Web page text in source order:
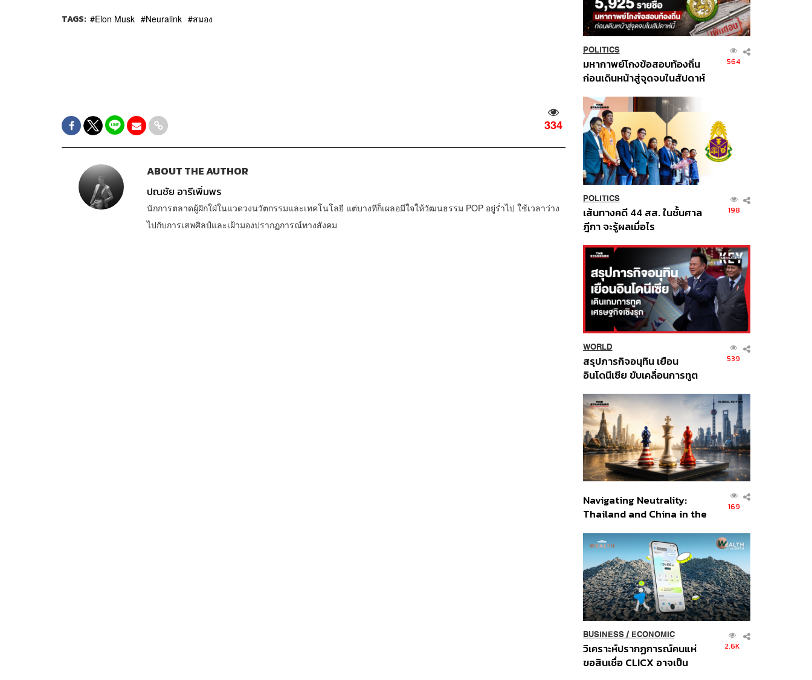
TAGS: Elon Musk Neuralink สมอง
334
ABOUT THE AUTHOR
ปณชัย อารีเพิ่มพร
นักการตลาดผู้ฝักใฝ่ในแวดวงนวัตกรรมและเทคโนโลยี แต่บางทีก็เผลอมีใจให้วัฒนธรรม POP อยู่ร่ำไป ใช้เวลาว่าง
ไปกับการเสพศิลป์และเฝ้ามองปรากฏการณ์ทางสังคม
POLITICS
มหากาพย์โกงข้อสอบท้องถิ่น
ก่อนเดินหน้าสู่จุดจบในสัปดาห์
564
POLITICS
เส้นทางคดี 44 สส. ในชั้นศาล
ฎีกา จะรู้ผลเมื่อไร
198
WORLD
สรุปภารกิจอนุทิน เยือน
อินโดนีเซีย ขับเคลื่อนการทูต
ส่วนยุทธศาสตร์ไทย –
อินโดนีเซีย
539
Navigating Neutrality:
Thailand and China in the
Order
169
BUSINESS/ ECONOMIC
วิเคราะห์ปรากฏการณ์คนแห่
ขอสินเชื่อ CLICX อาจเป็น
2.6K